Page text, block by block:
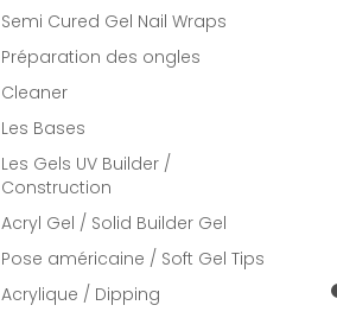
Semi Cured Gel Nail Wraps
Préparation des ongles
Cleaner
Les Bases
Les Gels UV Builder /
Construction
Acryl Gel / Solid Builder Gel
Pose américaine / Soft Gel Tips
Acrylique / Dipping